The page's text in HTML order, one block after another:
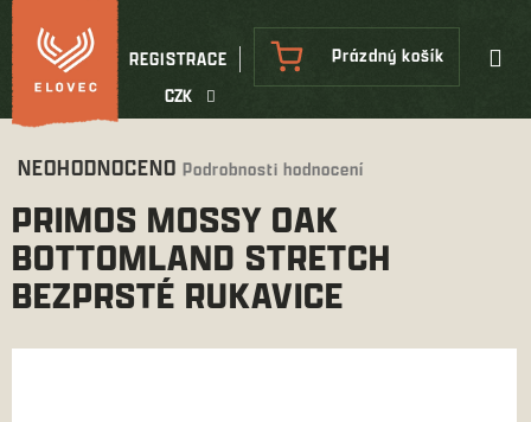
Přejít
na
obsah
CZK
REGISTRACE
NÁKUPNÍ
KOŠÍK
Prázdný košík
Průměrné
produktu
je
0,0
z
hvězdiček.
NEOHODNOCENO Podrobnosti hodnocení
PRIMOS MOSSY OAK
BOTTOMLAND STRETCH
BEZPRSTÉ RUKAVICE